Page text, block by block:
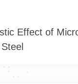
Effect of